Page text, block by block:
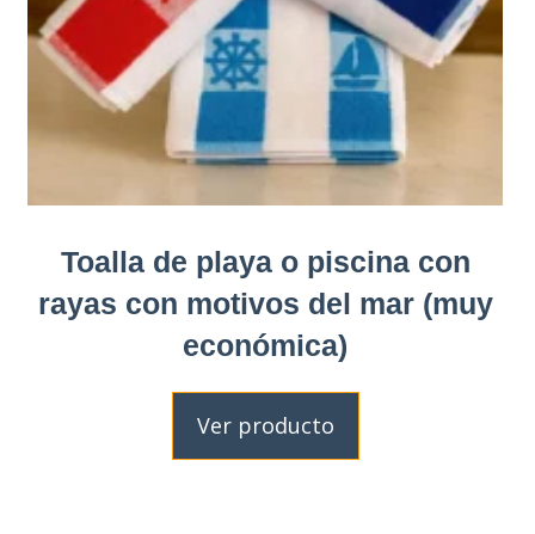
Toalla de playa o piscina con
rayas con motivos del mar (muy
económica)
Ver producto